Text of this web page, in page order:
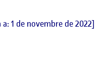
a: 1 de novembre de 2022]